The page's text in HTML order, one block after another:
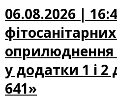
06.08.2026 |
оприлюднення
у додатки 1 і 2
641»